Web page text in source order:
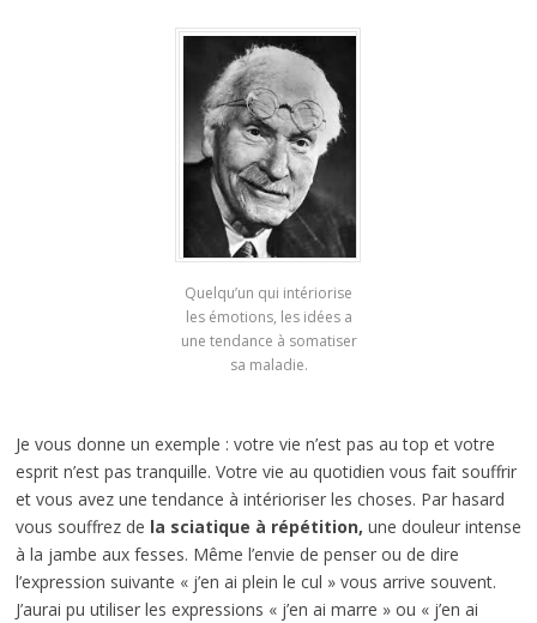
Quelqu’un qui intériorise
les émotions, les idées a
une tendance à somatiser
sa maladie.
Je vous donne un exemple : votre vie n’est pas au top et votre
esprit n’est pas tranquille. Votre vie au quotidien vous fait souffrir
et vous avez une tendance à intérioriser les choses. Par hasard
vous souffrez de la sciatique à répétition, une douleur intense
à la jambe aux fesses. Même l’envie de penser ou de dire
l’expression suivante « j’en ai plein le cul » vous arrive souvent.
J’aurai pu utiliser les expressions « j’en ai marre » ou « j’en ai